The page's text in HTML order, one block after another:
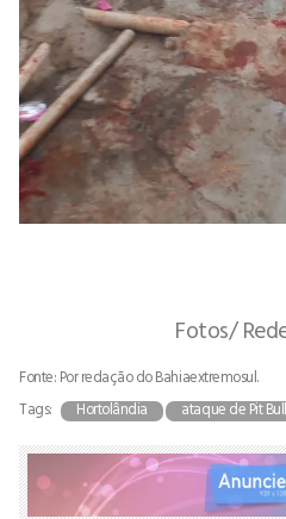
Fotos/
Fonte: Por redação do Bahiaextremosul.
Tags:
Hortolândia ataque de Pit Bull